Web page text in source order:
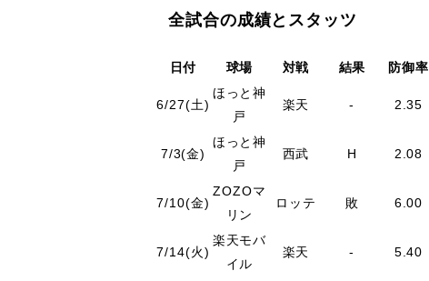
全試合の成績とスタッツ
日付 球場 対戦 結果 防御率
6/27(土)
ほっと神
戸
楽天 - 2.35
7/3(金)
ほっと神
戸
西武 H 2.08
7/10(金)
ZOZOマ
リン
ロッテ 敗 6.00
7/14(火)
楽天モバ
イル
楽天 - 5.40